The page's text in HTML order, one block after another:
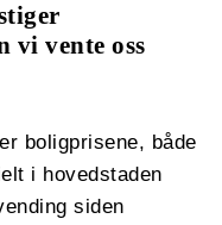
vi vente oss
boligprisene, både
i hovedstaden
siden